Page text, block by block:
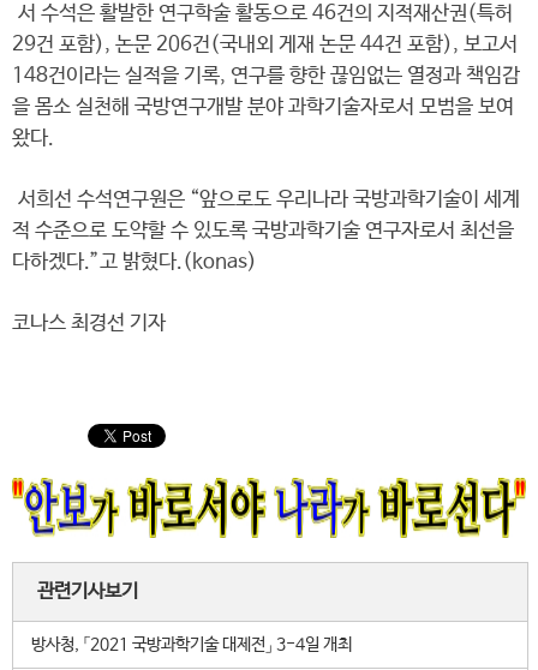
서 수석은 활발한 연구학술 활동으로 46건의 지적재산권(특허
29건 포함), 논문 206건(국내외 게재 논문 44건 포함), 보고서
148건이라는 실적을 기록, 연구를 향한 끊임없는 열정과 책임감
을 몸소 실천해 국방연구개발 분야 과학기술자로서 모범을 보여
왔다.
서희선 수석연구원은 “앞으로도 우리나라 국방과학기술이 세계
적 수준으로 도약할 수 있도록 국방과학기술 연구자로서 최선을
다하겠다.”고 밝혔다.(konas)
코나스 최경선 기자
관련기사보기
방사청, 「2021 국방과학기술 대제전」 3-4일 개최